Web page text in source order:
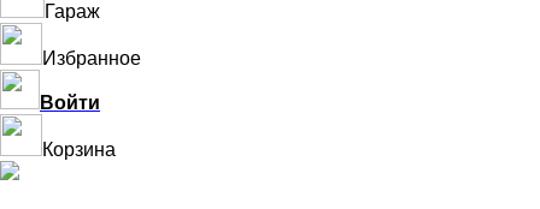
Гараж
Избранное
Войти
Корзина